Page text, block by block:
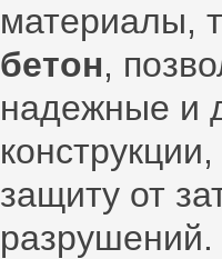
материалы,
бетон,
надежные и
защиту от
разрушений.